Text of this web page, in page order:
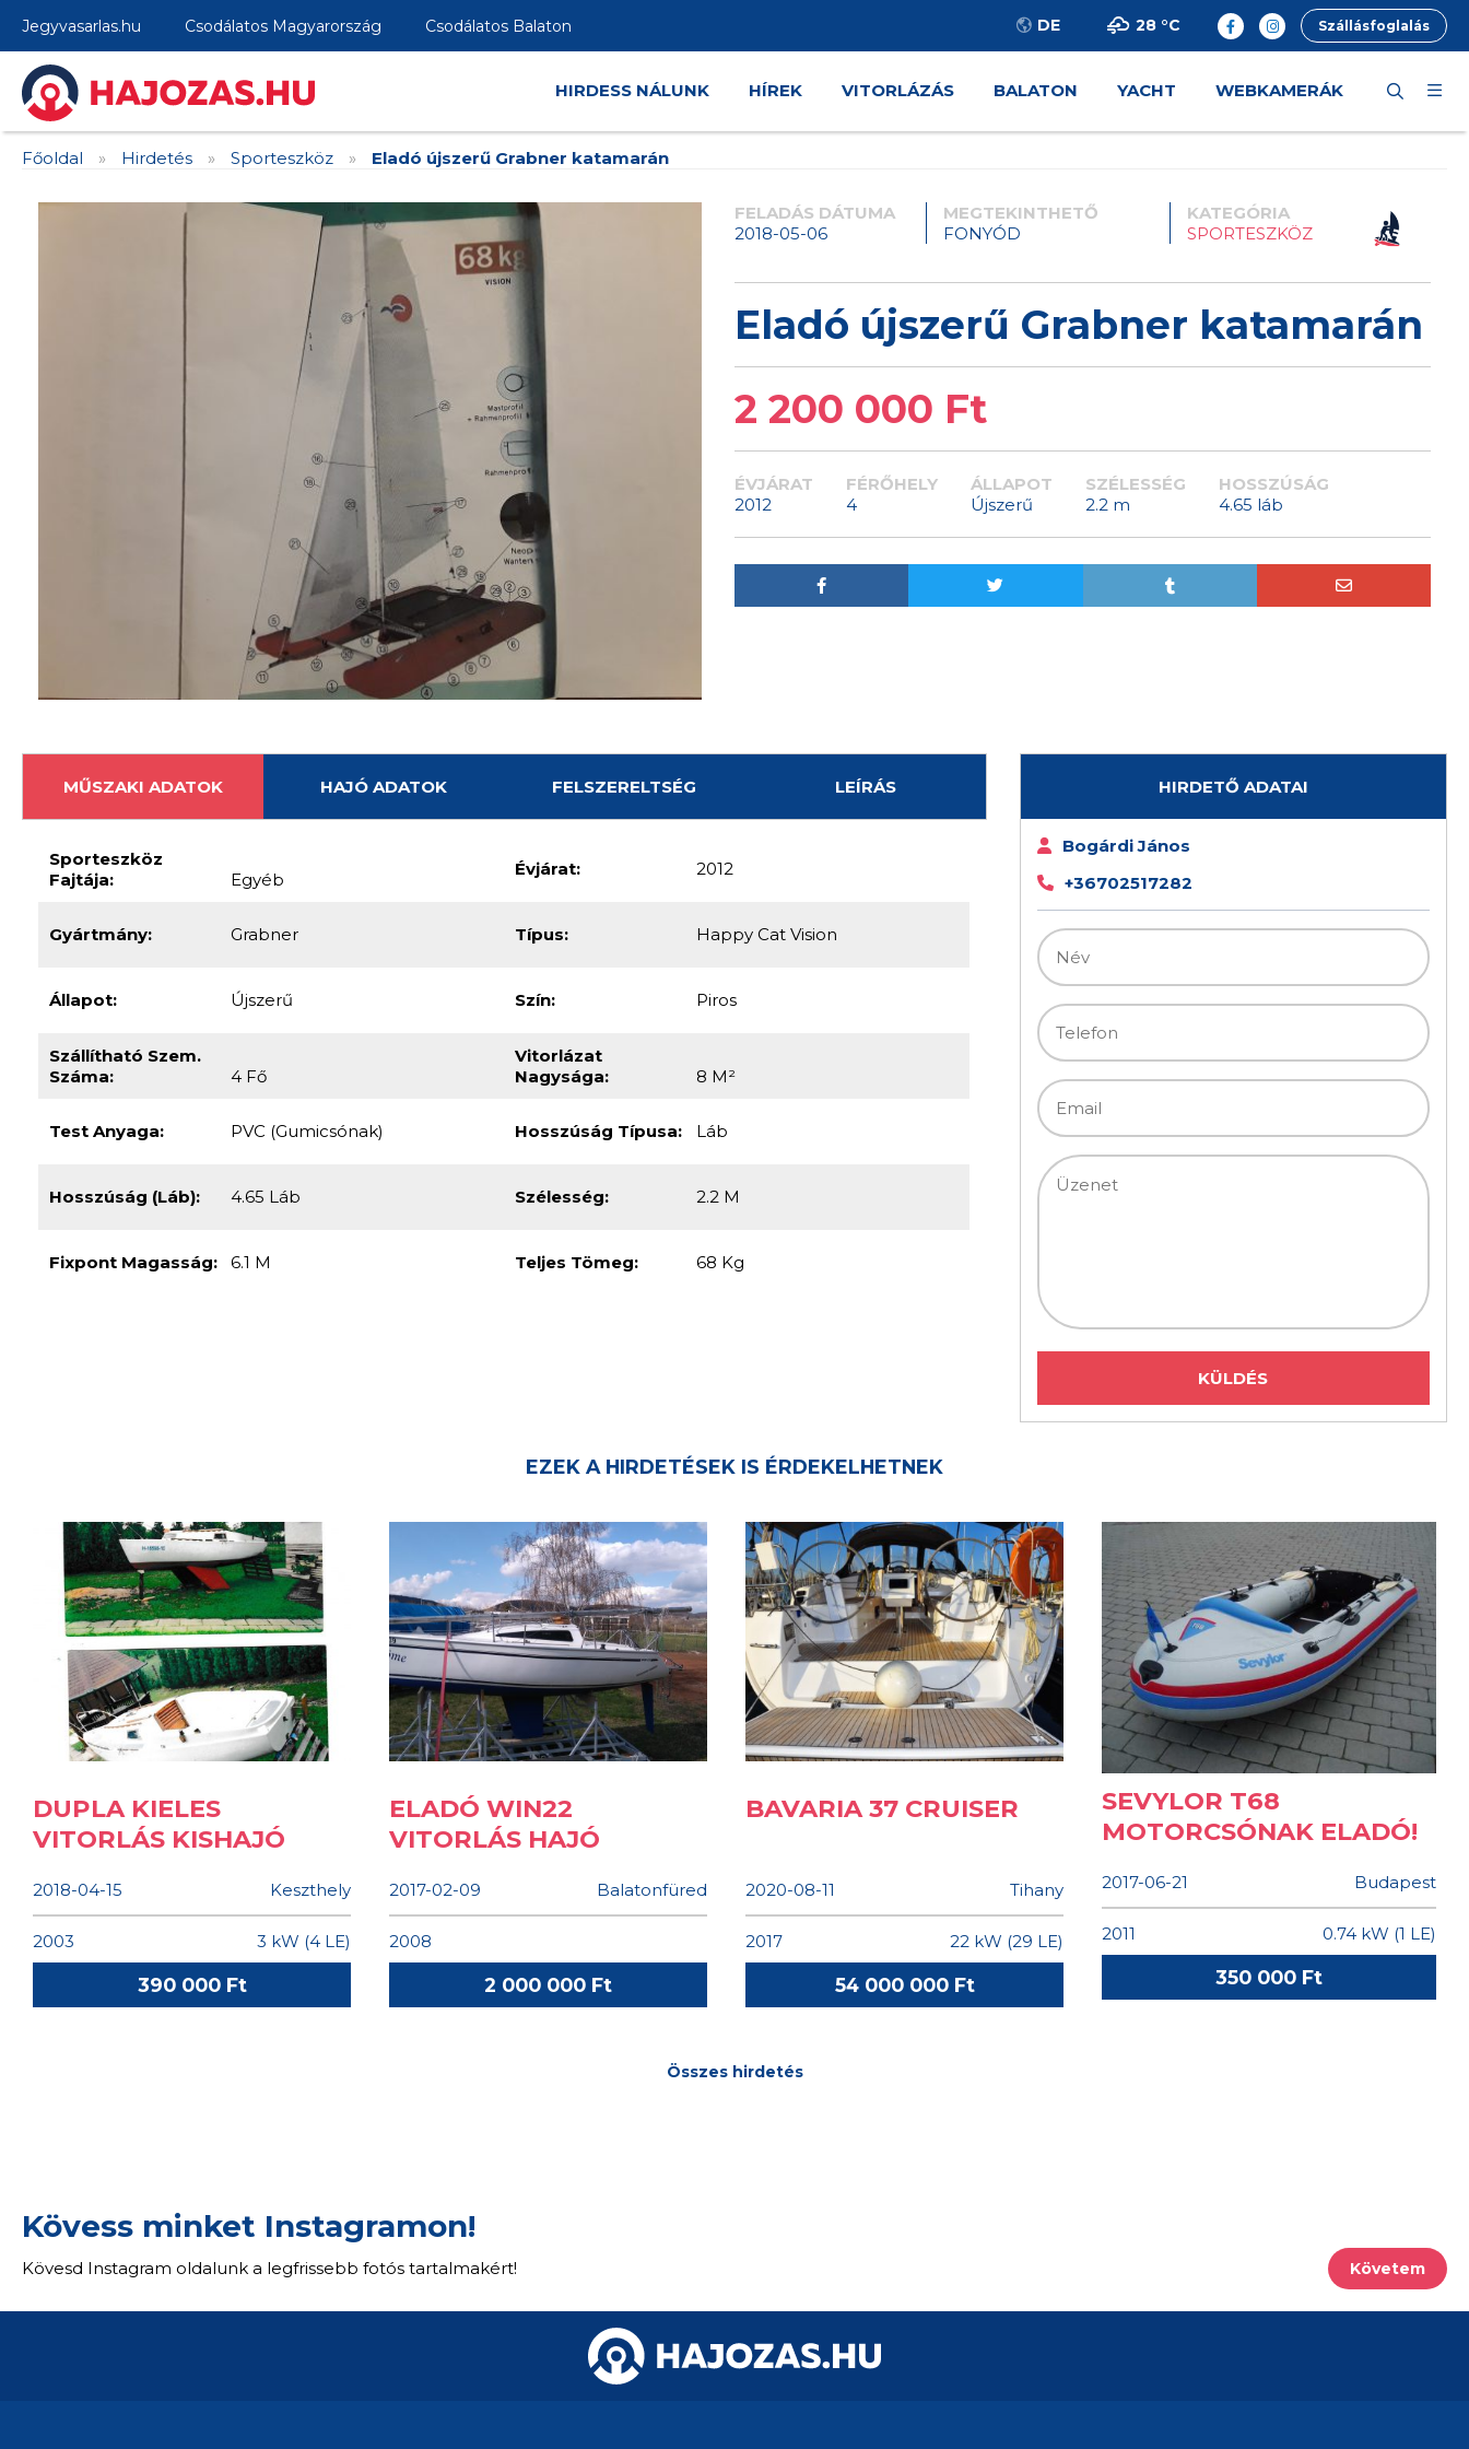
Jegyvasarlas.hu Csodálatos Magyarország Csodálatos Balaton DE 28 °C Szállásfoglalás
HIRDESS NÁLUNK HÍREK VITORLÁZÁS BALATON YACHT WEBKAMERÁK
Főoldal » Hirdetés » Sporteszköz » Eladó újszerű Grabner katamarán
FELADÁS DÁTUMA
2018-05-06
MEGTEKINTHETŐ
FONYÓD
KATEGÓRIA
SPORTESZKÖZ
Eladó újszerű Grabner katamarán
2 200 000 Ft
ÉVJÁRAT
2012
FÉRŐHELY
4
ÁLLAPOT
Újszerű
SZÉLESSÉG
2.2 m
HOSSZÚSÁG
4.65 láb
MŰSZAKI ADATOK HAJÓ ADATOK FELSZERELTSÉG LEÍRÁS
Sporteszköz
Fajtája:
Egyéb
Évjárat: 2012
Gyártmány: Grabner Típus: Happy Cat Vision
Állapot: Újszerű Szín: Piros
Szállítható Szem.
Száma:
4 Fő
Vitorlázat
Nagysága:
8 M²
Test Anyaga: PVC (gumicsónak) Hosszúság Típusa: Láb
Hosszúság (láb): 4.65 Láb Szélesség: 2.2 M
Fixpont Magasság: 6.1 M Teljes Tömeg: 68 Kg
HIRDETŐ ADATAI
Bogárdi János
+36702517282
EZEK A HIRDETÉSEK IS ÉRDEKELHETNEK
DUPLA KIELES
VITORLÁS KISHAJÓ
2018-04-15 Keszthely
2003 3 kW (4 LE)
390 000 Ft
ELADÓ WIN22
VITORLÁS HAJÓ
2017-02-09 Balatonfüred
2008
2 000 000 Ft
BAVARIA 37 CRUISER
2020-08-11 Tihany
2017 22 kW (29 LE)
54 000 000 Ft
SEVYLOR T68
MOTORCSÓNAK ELADÓ!
2017-06-21 Budapest
2011 0.74 kW (1 LE)
350 000 Ft
Összes hirdetés
Kövess minket Instagramon!
Kövesd Instagram oldalunk a legfrissebb fotós tartalmakért! Követem